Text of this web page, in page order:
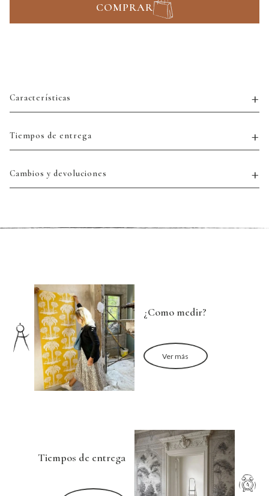
COMPRAR
Características
Tiempos de entrega
Cambios y devoluciones
¿Como medir?
Ver más
Tiempos de entrega